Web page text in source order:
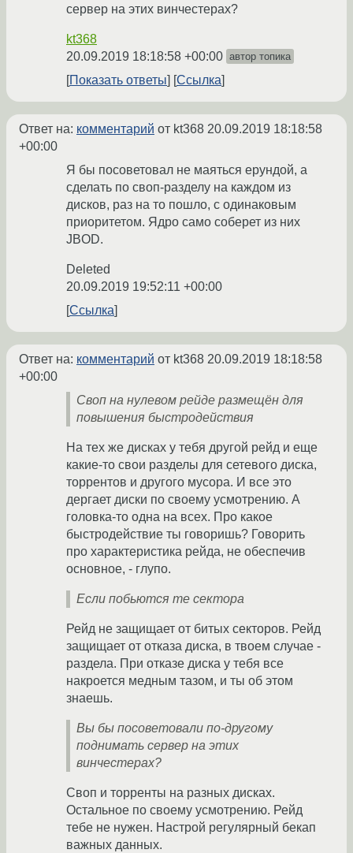
сервер на этих винчестерах?
kt368
20.09.2019 18:18:58 +00:00 автор топика
Показать ответы Ссылка
Ответ на: комментарий от kt368 20.09.2019 18:18:58
+00:00
Я бы посоветовал не маяться ерундой, а
сделать по своп-разделу на каждом из
дисков, раз на то пошло, с одинаковым
приоритетом. Ядро само соберет из них
JBOD.
Deleted
20.09.2019 19:52:11 +00:00
Ссылка
Ответ на: комментарий от kt368 20.09.2019 18:18:58
+00:00
Своп на нулевом рейде размещён для
повышения быстродействия
На тех же дисках у тебя другой рейд и еще
какие-то свои разделы для сетевого диска,
торрентов и другого мусора. И все это
дергает диски по своему усмотрению. А
головка-то одна на всех. Про какое
быстродействие ты говоришь? Говорить
про характеристика рейда, не обеспечив
основное, - глупо.
Если побьются те сектора
Рейд не защищает от битых секторов. Рейд
защищает от отказа диска, в твоем случае -
раздела. При отказе диска у тебя все
накроется медным тазом, и ты об этом
знаешь.
Вы бы посоветовали по-другому
поднимать сервер на этих
винчестерах?
Своп и торренты на разных дисках.
Остальное по своему усмотрению. Рейд
тебе не нужен. Настрой регулярный бекап
важных данных.